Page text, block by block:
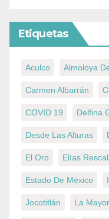
Etiquetas
Aculco Almoloya
Carmen Albarrán
COVID 19 Delfina
Desde Las Alturas
El Oro Elías
Estado De México
Jocotitlán La